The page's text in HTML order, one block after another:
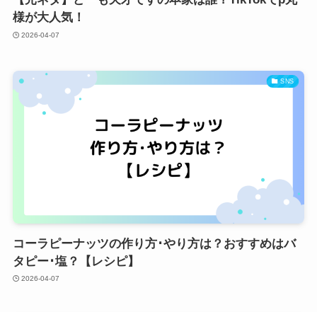
様が大人気！
2026-04-07
SNS
コーラピーナッツの作り方･やり方は？おすすめはバ
タピー･塩？【レシピ】
2026-04-07